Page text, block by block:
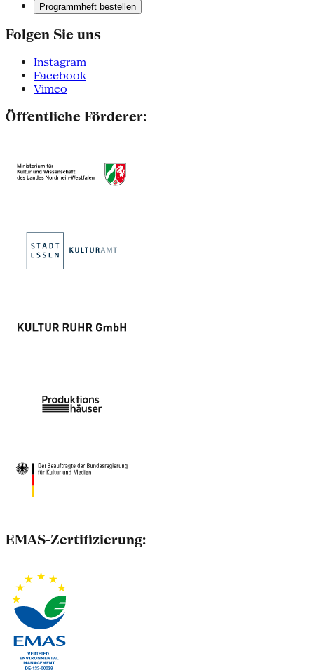
Programmheft bestellen
Folgen Sie uns
Instagram
Facebook
Vimeo
Öffentliche Förderer:
EMAS-Zertifizierung: